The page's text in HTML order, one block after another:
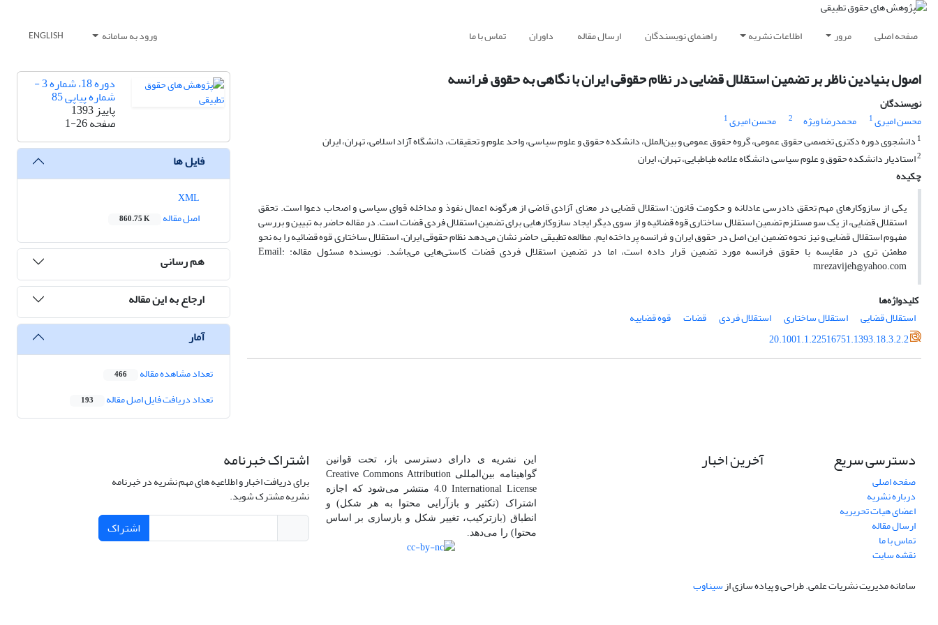
صفحه اصلی مرور اطلاعات نشریه راهنمای نویسندگان ارسال مقاله داوران تماس با ما ورود به سامانه ENGLISH
اصول بنیادین‌ ناظر بر تضمین استقلال قضایی در نظام حقوقی ایران با نگاهی به حقوق فرانسه
نویسندگان
محسن امیری1 محمدرضا ویژه 2 محسن امیری1
1 دانشجوی دوره دکتری تخصصی حقوق عمومی، گروه حقوق عمومی و بین‌الملل، دانشکده حقوق و علوم سیاسی، واحد علوم و تحقیقات، دانشگاه آزاد اسلامی، تهران، ایران
2استادیار دانشکده حقوق و علوم سیاسی دانشگاه علامه طباطبایی، تهران، ایران
چکیده
یکی از سازوکارهای مهم تحقق دادرسی عادلانه و حکومت قانون؛ استقلال قضایی در معنای آزادی قاضی از هرگونه اعمال نفوذ و مداخله قوای سیاسی و اصحاب دعوا است. تحقق
استقلال قضایی، از یک سو مستلزم تضمین استقلال ساختاری قوه قضائیه و از سوی دیگر ایجاد سازوکارهایی برای تضمین استقلال فردی قضات است. در مقاله حاضر به تبیین و بررسی
مفهوم استقلال قضایی و نیز نحوه تضمین این اصل در حقوق ایران و فرانسه پرداخته ایم. مطالعه تطبیقی حاضر نشان می‌دهد نظام حقوقی ایران، استقلال ساختاری قوه قضائیه را به نحو
مطمئن تری در مقایسه با حقوق فرانسه مورد تضمین قرار داده است، اما در تضمین استقلال فردی قضات کاستی‌هایی می‌باشد. نویسنده مسئول مقاله: Email:
mrezavijeh@yahoo.com
کلیدواژه‌ها
استقلال قضایی
استقلال ساختاری استقلال فردی قضات
قوه قضاییه
20.1001.1.22516751.1393.18.3.2.2
دوره 18، شماره 3 -
شماره پیاپی 85
پاییز 1393
صفحه1-26
فایل ها
اصل مقاله
860.75 K
هم رسانی
ارجاع به این مقاله
آمار
تعداد مشاهده مقاله 466
تعداد دریافت فایل اصل مقاله 193
دسترسی سریع
صفحه اصلی
درباره نشریه
اعضای هیات تحریریه
ارسال مقاله
تماس با ما
نقشه سایت
آخرین اخبار
این نشریه ی دارای دسترسی باز، تحت قوانین
گواهینامه بین‌المللی Creative Commons Attribution
4.0 International License منتشر می‌شود که اجازه
اشتراک (تکثیر و بازآرایی محتوا به هر شکل) و
انطباق (بازترکیب، تغییر شکل و بازسازی بر اساس
محتوا) را می‌دهد.
اشتراک خبرنامه
برای دریافت اخبار و اطلاعیه های مهم نشریه در خبرنامه
نشریه مشترک شوید.
اشتراک
سامانه مدیریت نشریات علمی.طراحی و پیاده سازی ازسیناوب